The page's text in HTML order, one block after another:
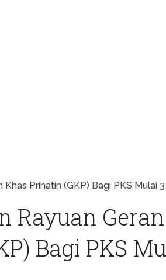
Prihatin (GKP) Bagi PKS Mulai
Rayuan
Bagi PKS